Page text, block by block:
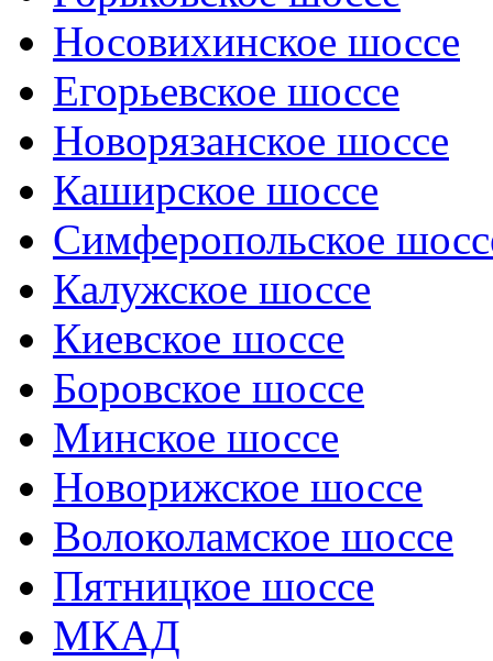
Носовихинское шоссе
Егорьевское шоссе
Новорязанское шоссе
Каширское шоссе
Симферопольское
Калужское шоссе
Киевское шоссе
Боровское шоссе
Минское шоссе
Новорижское шоссе
Волоколамское шоссе
Пятницкое шоссе
МКАД